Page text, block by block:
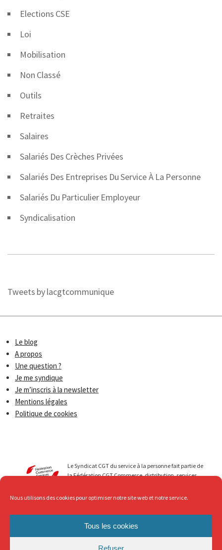
Nous utilisons des cookies pour optimiser notre site web et notre service.
Tous les cookies
Refuser
Elections CSE
Loi
Mobilisation
Non Classé
Outils
Retraites
Salaires
Salariés Des Crèches Privées
Salariés Des Entreprises Du Service À La Personne
Salariés Du Particulier Employeur
Syndicalisation
Tweets by lacgtcommunique
Le blog
A propos
Une question ?
Je me syndique
Je m’inscris à la newsletter
Mentions légales
Politique de cookies
Le Syndicat CGT du service à la personne fait partie de
la Fédération CGT Commerce, distribution, services.